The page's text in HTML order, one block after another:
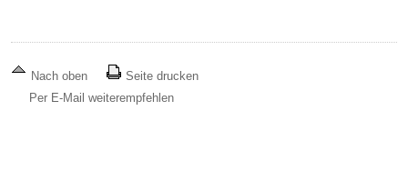
Nach oben
Seite drucken
Per E-Mail weiterempfehlen